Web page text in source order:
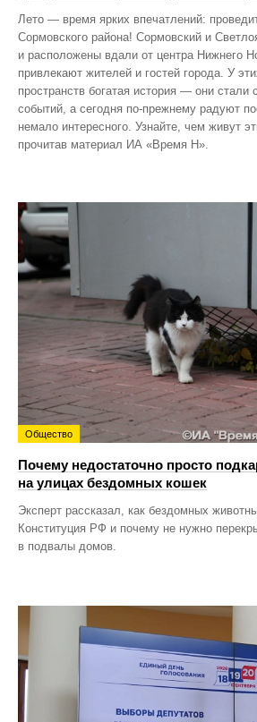
Лето — время ярких впечатлений:
Сормовского района! Сормовский и
и расположены вдали от центра Нижнего
привлекают жителей и гостей города. У
пространств богатая история — они стали
событий, а сегодня по‑прежнему радуют
немало интересного. Узнайте, чем живут
прочитав материал ИА «Время Н».
Общество
Почему недостаточно просто
на улицах бездомных кошек
Эксперт рассказал, как бездомных
Конституция РФ и почему не нужно
в подвалы домов.